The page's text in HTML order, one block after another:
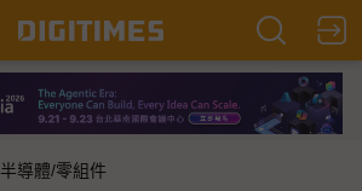
半導體/零組件